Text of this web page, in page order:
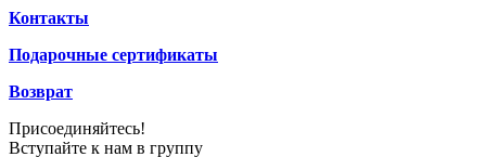
Контакты
Подарочные сертификаты
Возврат
Присоединяйтесь!
Вступайте к нам в группу